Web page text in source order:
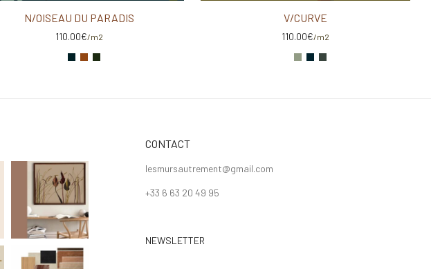
N/OISEAU DU PARADIS
110.00€/m2
V/CURVE
110.00€/m2
CONTACT
lesmursautrement@gmail.com
+33 6 63 20 49 95
NEWSLETTER